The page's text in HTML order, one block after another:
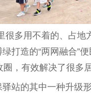
很多用不着的、占
绿打造的“两网融合”
，有效解决了很多
驿站的其中一种升级